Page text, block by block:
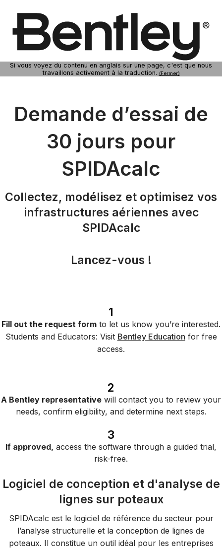
Si vous voyez du contenu en anglais sur une page, c'est que nous
travaillons activement à la traduction. (Fermer)
Demande d’essai de
30 jours pour
SPIDAcalc
Collectez, modélisez et optimisez vos
infrastructures aériennes avec
SPIDAcalc
Lancez-vous !
1
Fill out the request form to let us know you’re interested.
Students and Educators: Visit Bentley Education for free
access.
2
A Bentley representative will contact you to review your
needs, confirm eligibility, and determine next steps.
3
If approved, access the software through a guided trial,
risk-free.
Logiciel de conception et d'analyse de
lignes sur poteaux
SPIDAcalc est le logiciel de référence du secteur pour
l’analyse structurelle et la conception de lignes de
poteaux. Il constitue un outil idéal pour les entreprises